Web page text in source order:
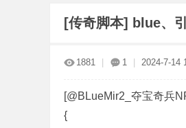
[传奇脚本] blue、
1881 1 2024-7-14
[@BLueMir2_夺宝奇兵
{